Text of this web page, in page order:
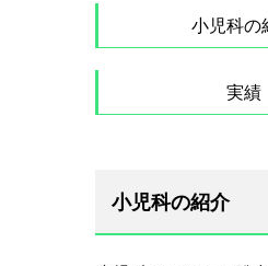
小児科の
実績
小児科の紹介